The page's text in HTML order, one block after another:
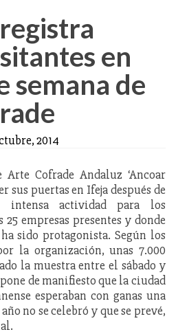
en
semana de
2014
Cofrade Andaluz ‘Ancoar
sus puertas en Ifeja después de
intensa actividad para los
25 empresas presentes y donde
sido protagonista. Según los
la organización, unas 7.000
la muestra entre el sábado y
de manifiesto que la ciudad
esperaban con ganas una
no se celebró y que se prevé,